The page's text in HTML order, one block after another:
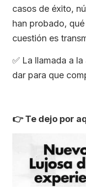
casos de éxito,
han probado,
cuestión es
✅ La llamada a
dar para que
👉Te dejo por